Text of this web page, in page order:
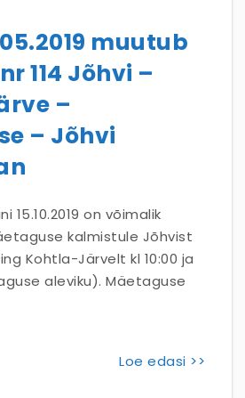
muutub
114 Jõhvi –
–
– Jõhvi
15.10.2019 on võimalik
kalmistule Jõhvist
Kohtla-Järvelt kl 10:00 ja
aleviku). Mäetaguse
Loe edasi >>